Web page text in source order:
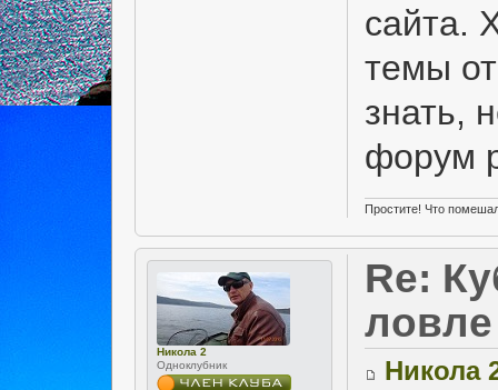
сайта.
темы
знать,
форум
Простите! Что
Никола 2
Одноклубник
Re:
Никола